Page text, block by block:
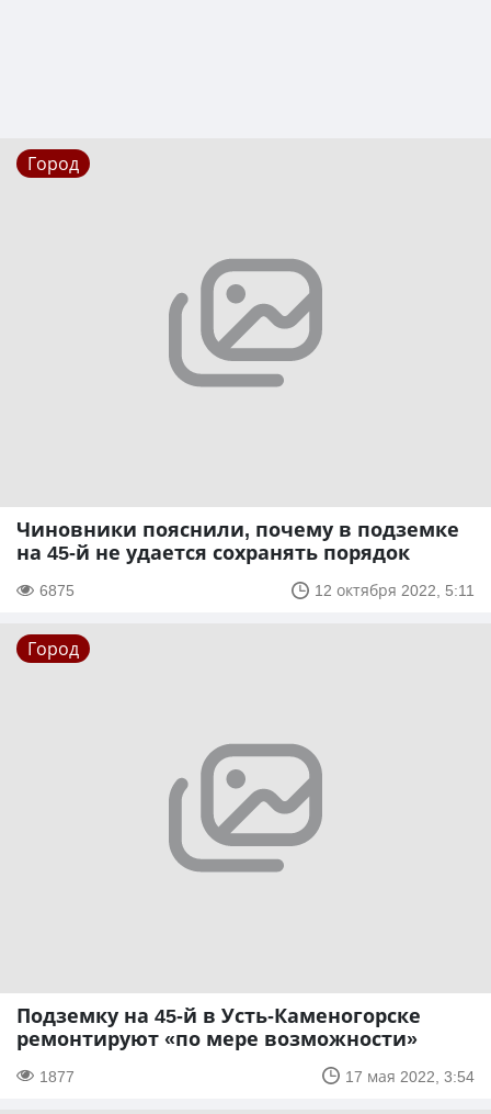
Город
Чиновники пояснили, почему в подземке
на 45-й не удается сохранять порядок
6875 12 октября 2022, 5:11
Город
Подземку на 45-й в Усть-Каменогорске
ремонтируют «по мере возможности»
1877 17 мая 2022, 3:54